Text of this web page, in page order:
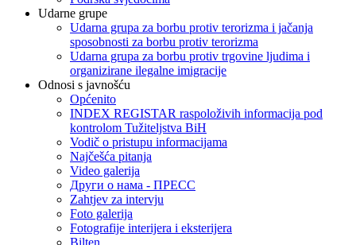
Udarne grupe
Udarna grupa za borbu protiv terorizma i jačanja
sposobnosti za borbu protiv terorizma
Udarna grupa za borbu protiv trgovine ljudima i
organizirane ilegalne imigracije
Odnosi s javnošću
Općenito
INDEX REGISTAR raspoloživih informacija pod
kontrolom Tužiteljstva BiH
Vodič o pristupu informacijama
Najčešća pitanja
Video galerija
Други о нама - ПРЕСC
Zahtjev za intervju
Foto galerija
Fotografije interijera i eksterijera